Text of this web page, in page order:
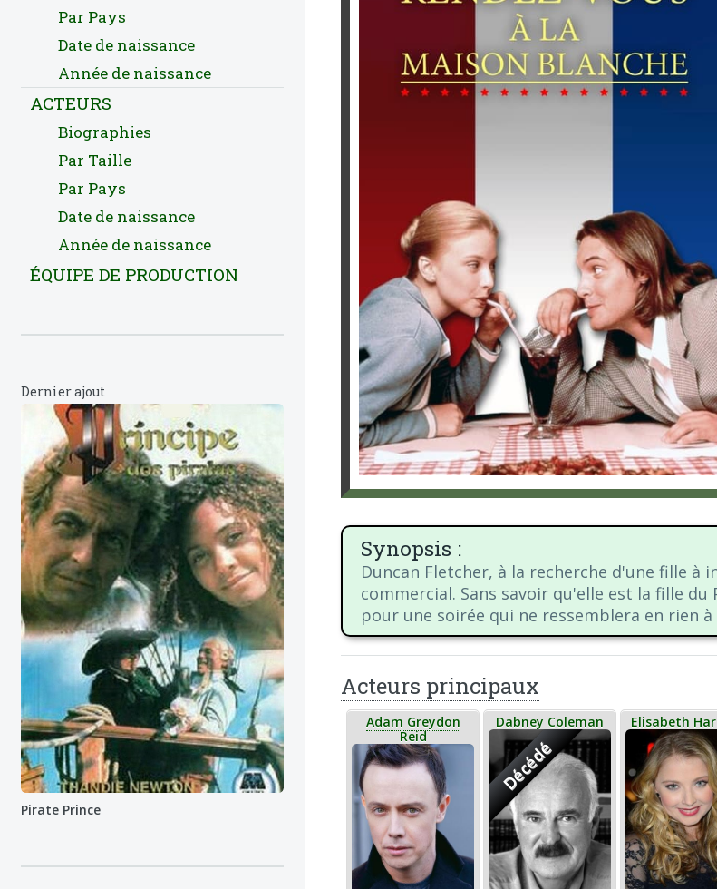
Synopsis :
Duncan Fletcher, à la recherche d'une fille
commercial. Sans savoir qu'elle est la fille
pour une soirée qui ne ressemblera en rien
Acteurs principaux
Adam Greydon
Reid
Dabney Coleman
Décédé
Elisabeth
Par Pays
Date de naissance
Année de naissance
ACTEURS
Biographies
Par Taille
Par Pays
Date de naissance
Année de naissance
ÉQUIPE DE PRODUCTION
Dernier ajout
Pirate Prince